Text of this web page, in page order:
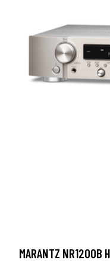
MARANTZ NR1200B